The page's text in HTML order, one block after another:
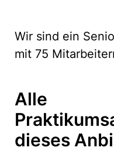
Wir sind ein
mit 75
Alle
dieses